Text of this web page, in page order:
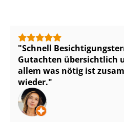
Schnell
Gutachten übersichtlich
allem was nötig ist
wieder.